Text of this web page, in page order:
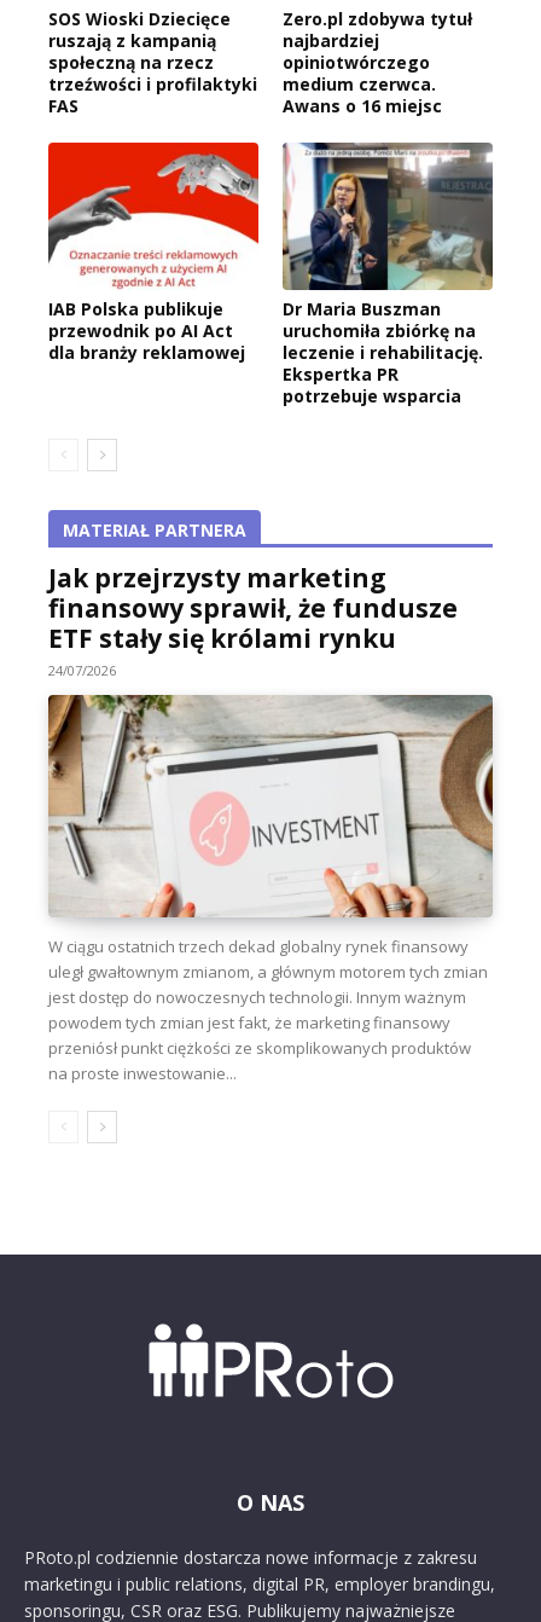
SOS Wioski Dziecięce
ruszają z kampanią
społeczną na rzecz
trzeźwości i profilaktyki
FAS
Zero.pl zdobywa tytuł
najbardziej
opiniotwórczego
medium czerwca.
Awans o 16 miejsc
IAB Polska publikuje
przewodnik po AI Act
dla branży reklamowej
Dr Maria Buszman
uruchomiła zbiórkę na
leczenie i rehabilitację.
Ekspertka PR
potrzebuje wsparcia
MATERIAŁ PARTNERA
Jak przejrzysty marketing
finansowy sprawił, że fundusze
ETF stały się królami rynku
24/07/2026
W ciągu ostatnich trzech dekad globalny rynek finansowy
uległ gwałtownym zmianom, a głównym motorem tych zmian
jest dostęp do nowoczesnych technologii. Innym ważnym
powodem tych zmian jest fakt, że marketing finansowy
przeniósł punkt ciężkości ze skomplikowanych produktów
na proste inwestowanie...
O NAS
PRoto.pl codziennie dostarcza nowe informacje z zakresu
marketingu i public relations, digital PR, employer brandingu,
sponsoringu, CSR oraz ESG. Publikujemy najważniejsze